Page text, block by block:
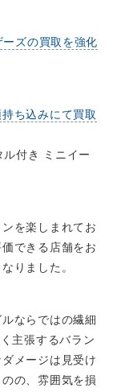
ーズの買取を強化
持ち込みにて買取
付き ミニイー
を楽しまれてお
できる店舗をお
りました。
ならではの繊細
主張するバラン
メージは見受け
の、雰囲気を損